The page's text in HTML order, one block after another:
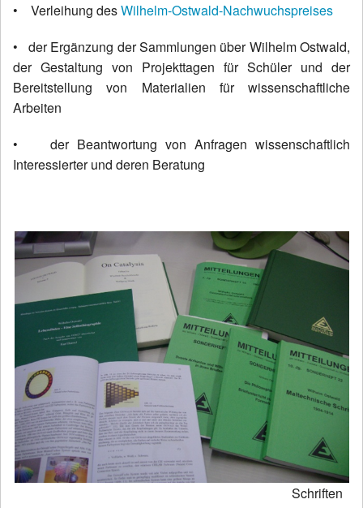
• Verleihung desWilhelm-Ostwald-Nachwuchspreises
• der Ergänzung der Sammlungen über Wilhelm Ostwald,
der Gestaltung von Projekttagen für Schüler und der
Bereitstellung von Materialien für wissenschaftliche
Arbeiten
• der Beantwortung von Anfragen wissenschaftlich
Interessierter und deren Beratung
Schriften